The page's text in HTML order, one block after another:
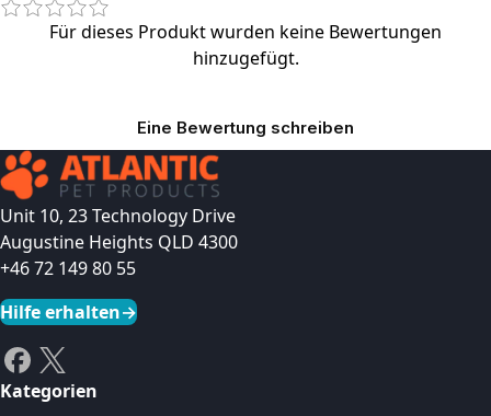
Für dieses Produkt wurden keine Bewertungen
hinzugefügt.
Eine Bewertung schreiben
Unit 10, 23 Technology Drive
Augustine Heights QLD 4300
+46 72 149 80 55
Hilfe erhalten→
Kategorien